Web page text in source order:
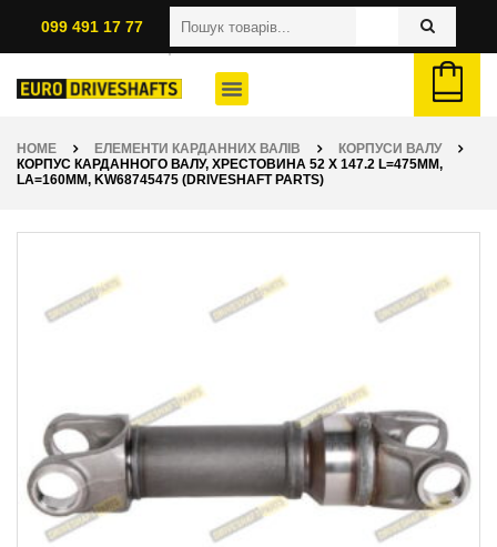
099 491 17 77
HOME ЕЛЕМЕНТИ КАРДАННИХ ВАЛІВ
КОРПУСИ ВАЛУ
КОРПУС КАРДАННОГО ВАЛУ, ХРЕСТОВИНА 52 X 147.2 L=475ММ,
LA=160ММ, KW68745475 (DRIVESHAFT PARTS)